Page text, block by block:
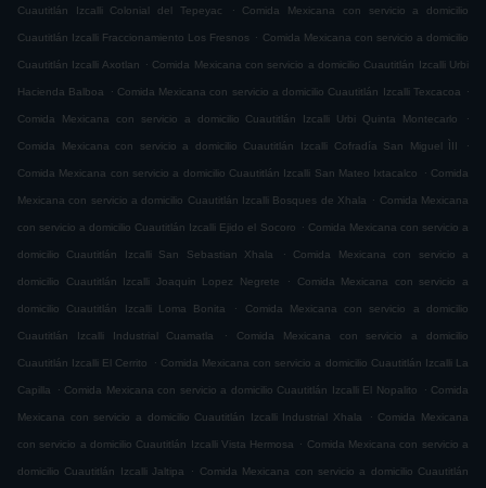
Cuautitlán Izcalli Colonial del Tepeyac . Comida Mexicana con servicio a domicilio
Cuautitlán Izcalli Fraccionamiento Los Fresnos . Comida Mexicana con servicio a domicilio
Cuautitlán Izcalli Axotlan . Comida Mexicana con servicio a domicilio Cuautitlán Izcalli Urbi
Hacienda Balboa . Comida Mexicana con servicio a domicilio Cuautitlán Izcalli Texcacoa .
Comida Mexicana con servicio a domicilio Cuautitlán Izcalli Urbi Quinta Montecarlo .
Comida Mexicana con servicio a domicilio Cuautitlán Izcalli Cofradía San Miguel ÌII .
Comida Mexicana con servicio a domicilio Cuautitlán Izcalli San Mateo Ixtacalco . Comida
Mexicana con servicio a domicilio Cuautitlán Izcalli Bosques de Xhala . Comida Mexicana
con servicio a domicilio Cuautitlán Izcalli Ejido el Socoro . Comida Mexicana con servicio a
domicilio Cuautitlán Izcalli San Sebastian Xhala . Comida Mexicana con servicio a
domicilio Cuautitlán Izcalli Joaquin Lopez Negrete . Comida Mexicana con servicio a
domicilio Cuautitlán Izcalli Loma Bonita . Comida Mexicana con servicio a domicilio
Cuautitlán Izcalli Industrial Cuamatla . Comida Mexicana con servicio a domicilio
Cuautitlán Izcalli El Cerrito . Comida Mexicana con servicio a domicilio Cuautitlán Izcalli La
Capilla . Comida Mexicana con servicio a domicilio Cuautitlán Izcalli El Nopalito . Comida
Mexicana con servicio a domicilio Cuautitlán Izcalli Industrial Xhala . Comida Mexicana
con servicio a domicilio Cuautitlán Izcalli Vista Hermosa . Comida Mexicana con servicio a
domicilio Cuautitlán Izcalli Jaltipa . Comida Mexicana con servicio a domicilio Cuautitlán